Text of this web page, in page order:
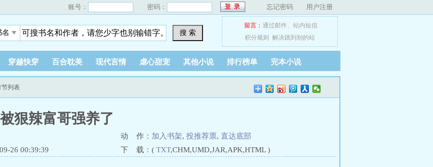
账号： 密码： 忘记密码 用户注册
名 搜 索
留言： 通过邮件、 站内短信
积分规则
解决跳到别的站
穿越快穿 百合耽美 现代言情 虐心甜宠 其他小说 排行榜单 完本小说
节列表
狠辣富哥强养了
动 作： 加入书架, 投推荐票, 直达底部
26 00:39:39
下 载：( TXT,CHM,UMD,JAR,APK,HTML )